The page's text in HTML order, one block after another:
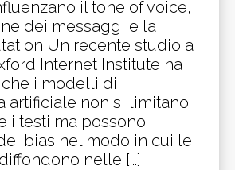
il tone of voice,
dei messaggi e la
Un recente studio a
Internet Institute ha
i modelli di
artificiale non si limitano
i testi ma possono
bias nel modo in cui le
nelle [...]